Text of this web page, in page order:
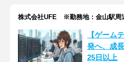
株式会社UFE ※勤務地：金山駅周
【ゲーム
発へ、成
25日以上